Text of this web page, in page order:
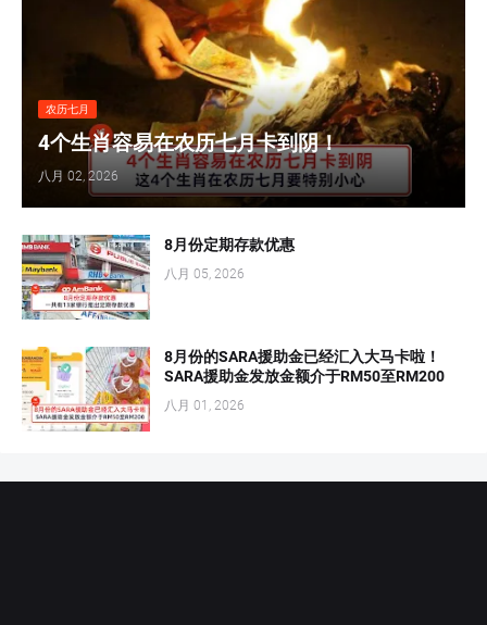
农历七月
4个生肖容易在农历七月卡到阴！
八月 02, 2026
8月份定期存款优惠
八月 05, 2026
8月份的SARA援助金已经汇入大马卡啦！
SARA援助金发放金额介于RM50至RM200
八月 01, 2026